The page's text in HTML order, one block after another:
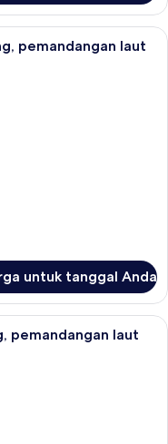
Premium, 1 Tempat Tidur
pemandangan laut
untuk tanggal Anda
1 Tempat Tidur
pemandangan laut